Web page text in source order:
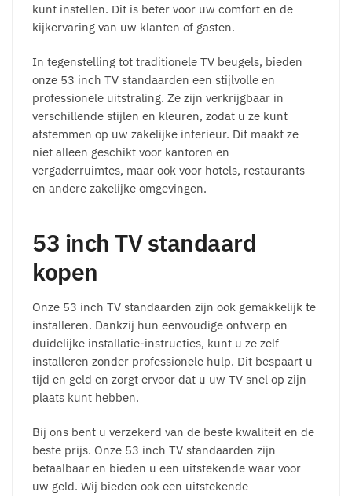
kunt instellen. Dit is beter voor uw comfort en de
kijkervaring van uw klanten of gasten.
In tegenstelling tot traditionele TV beugels, bieden
onze 53 inch TV standaarden een stijlvolle en
professionele uitstraling. Ze zijn verkrijgbaar in
verschillende stijlen en kleuren, zodat u ze kunt
afstemmen op uw zakelijke interieur. Dit maakt ze
niet alleen geschikt voor kantoren en
vergaderruimtes, maar ook voor hotels, restaurants
en andere zakelijke omgevingen.
53 inch TV standaard
kopen
Onze 53 inch TV standaarden zijn ook gemakkelijk te
installeren. Dankzij hun eenvoudige ontwerp en
duidelijke installatie-instructies, kunt u ze zelf
installeren zonder professionele hulp. Dit bespaart u
tijd en geld en zorgt ervoor dat u uw TV snel op zijn
plaats kunt hebben.
Bij ons bent u verzekerd van de beste kwaliteit en de
beste prijs. Onze 53 inch TV standaarden zijn
betaalbaar en bieden u een uitstekende waar voor
uw geld. Wij bieden ook een uitstekende